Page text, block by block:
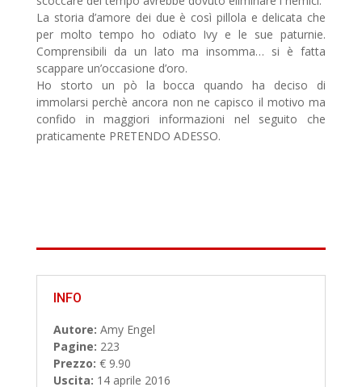
La storia d’amore dei due è così pillola e delicata che
per molto tempo ho odiato Ivy e le sue paturnie.
Comprensibili da un lato ma insomma… si è fatta
scappare un’occasione d’oro.
Ho storto un pò la bocca quando ha deciso di
immolarsi perchè ancora non ne capisco il motivo ma
confido in maggiori informazioni nel seguito che
praticamente PRETENDO ADESSO.
INFO
Autore: Amy Engel
Pagine: 223
Prezzo: € 9.90
Uscita: 14 aprile 2016